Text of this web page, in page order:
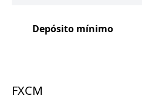
Depósito mínimo
FXCM